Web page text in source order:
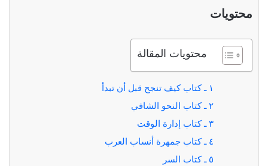
محتويات
محتويات المقالة
١ ـ كتاب كيف تنجح قبل أن تبدأ
٢ ـ كتاب النحو الشافي
٣ ـ كتاب إدارة الوقت
٤ ـ كتاب جمهرة أنساب العرب
٥ ـ كتاب السر